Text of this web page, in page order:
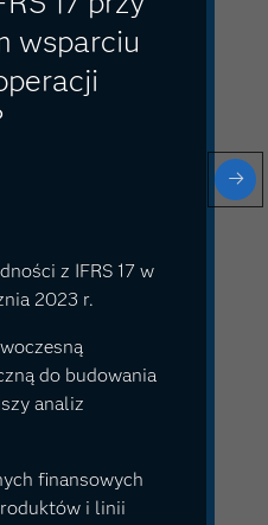
wsparciu
z IFRS 17 w
2023 r.
do budowania
analiz
finansowych
i linii